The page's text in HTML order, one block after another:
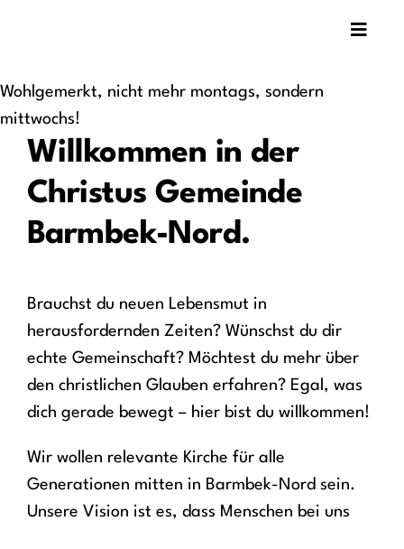
Toggle
Angebote
Termine
Wohlgemerkt, nicht mehr montags, sondern
mittwochs!
Willkommen in der
Christus Gemeinde
Barmbek-Nord.
Brauchst du neuen Lebensmut in
herausfordernden Zeiten? Wünschst du dir
echte Gemeinschaft? Möchtest du mehr über
den christlichen Glauben erfahren? Egal, was
dich gerade bewegt – hier bist du willkommen!
Wir wollen relevante Kirche für alle
Generationen mitten in Barmbek-Nord sein.
Unsere Vision ist es, dass Menschen bei uns